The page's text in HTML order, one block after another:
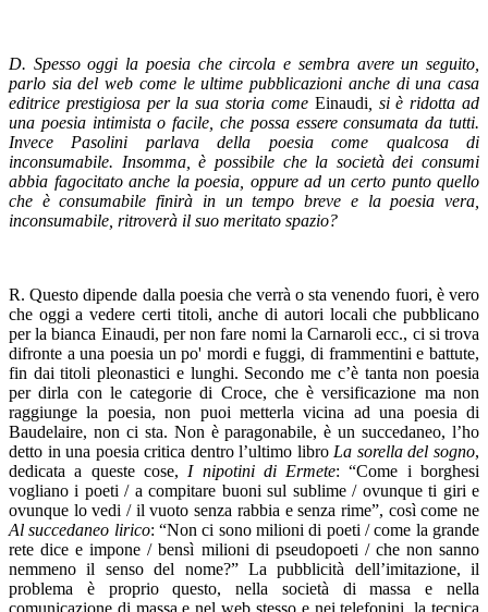
D. Spesso oggi la poesia che circola e sembra avere un seguito,
parlo sia del web come le ultime pubblicazioni anche di una casa
editrice prestigiosa per la sua storia come Einaudi , si è ridotta ad
una poesia intimista o facile, che possa essere consumata da tutti.
Invece Pasolini parlava della poesia come qualcosa di
inconsumabile. Insomma, è possibile che la società dei consumi
abbia fagocitato anche la poesia, oppure ad un certo punto quello
che è consumabile finirà in un tempo breve e la poesia vera,
inconsumabile, ritroverà il suo meritato spazio?
R. Questo dipende dalla poesia che verrà o sta venendo fuori, è vero
che oggi a vedere certi titoli, anche di autori locali che pubblicano
per la bianca Einaudi, per non fare nomi la Carnaroli ecc., ci si trova
difronte a una poesia un po' mordi e fuggi, di frammentini e battute,
fin dai titoli pleonastici e lunghi. Secondo me c’è tanta non poesia
per dirla con le categorie di Croce, che è versificazione ma non
raggiunge la poesia, non puoi metterla vicina ad una poesia di
Baudelaire, non ci sta. Non è paragonabile, è un succedaneo, l’ho
detto in una poesia critica dentro l’ultimo libro La sorella del sogno,
dedicata a queste cose, I nipotini di Ermete: “Come i borghesi
vogliano i poeti / a compitare buoni sul sublime / ovunque ti giri e
ovunque lo vedi / il vuoto senza rabbia e senza rime”, così come ne
Al succedaneo lirico: “Non ci sono milioni di poeti / come la grande
rete dice e impone / bensì milioni di pseudopoeti / che non sanno
nemmeno il senso del nome?” La pubblicità dell’imitazione, il
problema è proprio questo, nella società di massa e nella
comunicazione di massa e nel web stesso e nei telefonini, la tecnica